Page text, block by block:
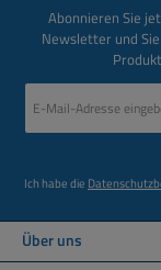
Abonnieren Sie
Newsletter und
Mail-
Ich habe die
Über uns